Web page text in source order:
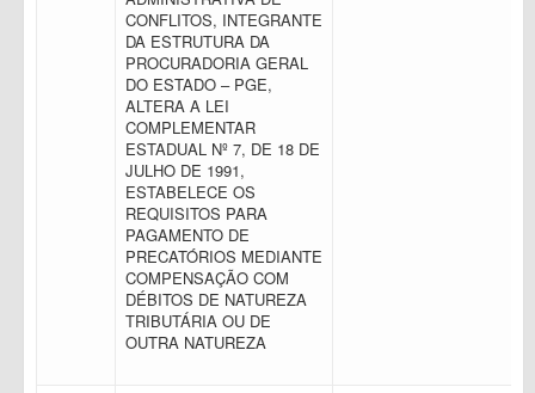
CONFLITOS, INTEGRANTE
DA ESTRUTURA DA
PROCURADORIA GERAL
DO ESTADO – PGE,
ALTERA A LEI
COMPLEMENTAR
ESTADUAL Nº 7, DE 18 DE
JULHO DE 1991,
ESTABELECE OS
REQUISITOS PARA
PAGAMENTO DE
PRECATÓRIOS MEDIANTE
COMPENSAÇÃO COM
DÉBITOS DE NATUREZA
TRIBUTÁRIA OU DE
OUTRA NATUREZA